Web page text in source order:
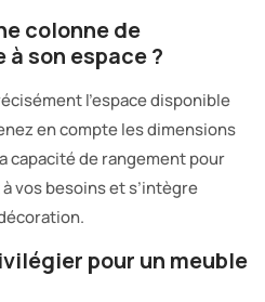
colonne de
son espace ?
l’espace disponible
en compte les dimensions
capacité de rangement pour
vos besoins et s’intègre
pour un meuble